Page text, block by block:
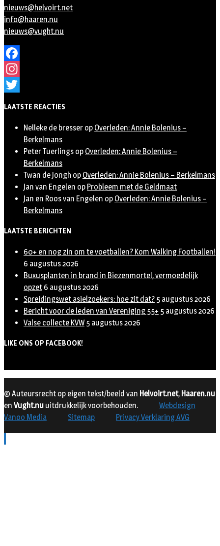
nieuws@helvoirt.net
info@haaren.nu
nieuws@vught.nu
Facebook
Instagram
LAATSTE REACTIES
Nelleke de bresser op Overleden: Annie Bolenius –
Berkelmans
Peter Tuerlings op Overleden: Annie Bolenius –
Berkelmans
Twan de Jongh op Overleden: Annie Bolenius – Berkelmans
Jan van Engelen op Probleem met de Geldmaat
Jan en Roos van Engelen op Overleden: Annie Bolenius –
Berkelmans
LAATSTE BERICHTEN
60+ en nog zin om te voetballen? Kom Walking Footballen!
6 augustus 2026
Buxusplanten in brand in Biezenmortel, vermoedelijk
opzet 6 augustus 2026
Spreidingswet asielzoekers: hoe zit dat? 5 augustus 2026
Bericht voor de leden van Vereniging 55+ 5 augustus 2026
Valse collecte KVW 5 augustus 2026
LIKE ONS OP FACEBOOK!
© Auteursrecht op eigen tekst/beeld van Helvoirt.net, Haaren.nu
en Vught.nu uitdrukkelijk voorbehouden.
Webdesign
Vanoo Media
Sitemap Privacy Verklaring AVG